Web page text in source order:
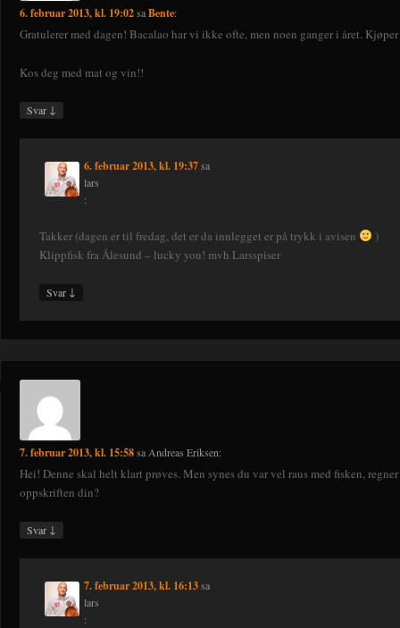
6. februar 2013, kl. 19:02saBente:
Gratulerer med dagen! Bacalao har vi ikke ofte, men noen ganger i året.
Kos deg med mat og vin!!
Svar ↓
6. februar 2013, kl. 19:37 sa
lars
:
Takker (dagen er til fredag, det er da innlegget er på trykk i avisen
)
Klippfisk fra Ålesund – lucky you! mvh Larsspiser
Svar ↓
7. februar 2013, kl. 15:58sa Andreas Eriksen:
Hei! Denne skal helt klart prøves. Men synes du var vel raus med fisken,
oppskriften din?
Svar ↓
7. februar 2013, kl. 16:13 sa
lars
: